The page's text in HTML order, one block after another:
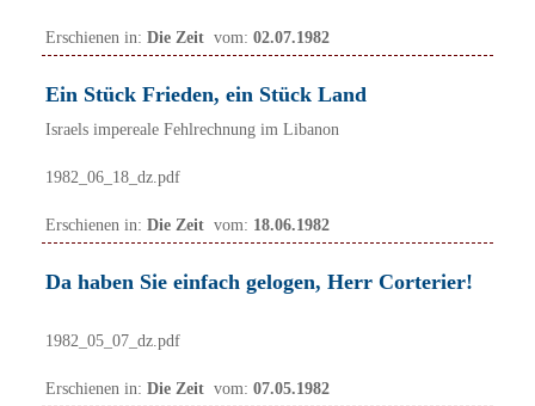
Erschienen in: Die Zeit vom: 02.07.1982
Ein Stück Frieden, ein Stück Land
Israels impereale Fehlrechnung im Libanon
1982_06_18_dz.pdf
Erschienen in: Die Zeit vom: 18.06.1982
Da haben Sie einfach gelogen, Herr Corterier!
1982_05_07_dz.pdf
Erschienen in: Die Zeit vom: 07.05.1982